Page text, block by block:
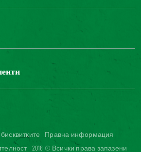
не е съвместим
Правна информация
2018 © Всички права запазени